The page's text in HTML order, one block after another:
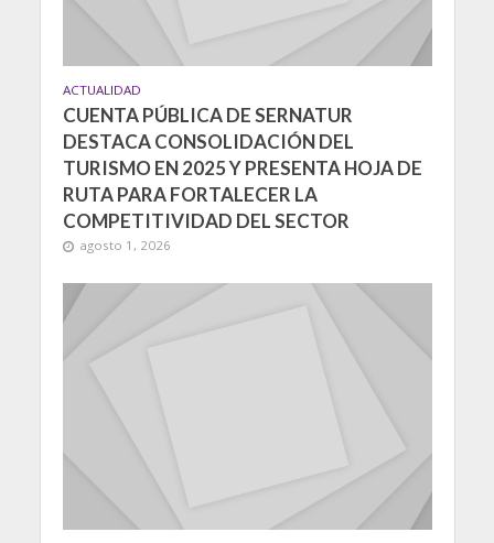
ACTUALIDAD
CUENTA PÚBLICA DE SERNATUR
DESTACA CONSOLIDACIÓN DEL
TURISMO EN 2025 Y PRESENTA HOJA DE
RUTA PARA FORTALECER LA
COMPETITIVIDAD DEL SECTOR
agosto 1, 2026